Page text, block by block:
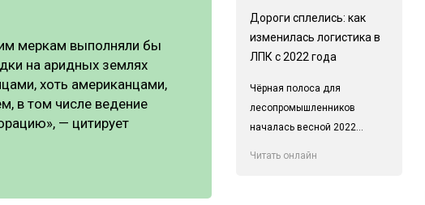
меркам выполняли бы
на аридных землях
хоть американцами,
в том числе ведение
— цитирует
Дороги сплелись: как
изменилась логистика в
ЛПК с 2022 года
Чёрная полоса для
лесопромышленников
началась весной 2022...
Читать онлайн